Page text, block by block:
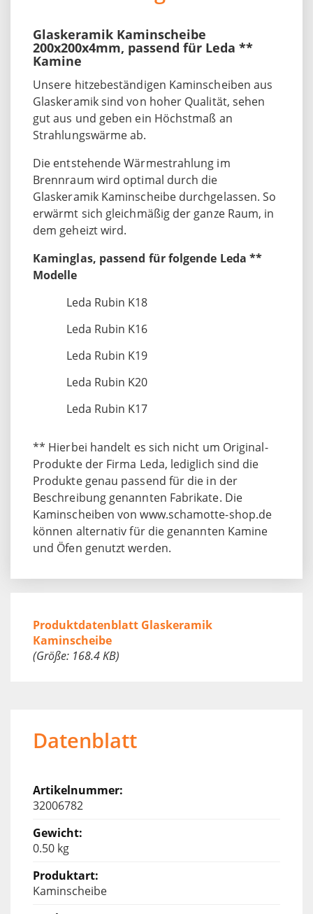
Glaskeramik Kaminscheibe
200x200x4mm, passend für Leda **
Kamine
Unsere hitzebeständigen Kaminscheiben aus
Glaskeramik sind von hoher Qualität, sehen
gut aus und geben ein Höchstmaß an
Strahlungswärme ab.
Die entstehende Wärmestrahlung im
Brennraum wird optimal durch die
Glaskeramik Kaminscheibe durchgelassen. So
erwärmt sich gleichmäßig der ganze Raum, in
dem geheizt wird.
Kaminglas, passend für folgende Leda **
Modelle
Leda Rubin K18
Leda Rubin K16
Leda Rubin K19
Leda Rubin K20
Leda Rubin K17
** Hierbei handelt es sich nicht um Original-
Produkte der Firma Leda, lediglich sind die
Produkte genau passend für die in der
Beschreibung genannten Fabrikate. Die
Kaminscheiben von www.schamotte-shop.de
können alternativ für die genannten Kamine
und Öfen genutzt werden.
Produktdatenblatt Glaskeramik
Kaminscheibe
(Größe: 168.4 KB)
Datenblatt
32006782
0.50 kg
Kaminscheibe